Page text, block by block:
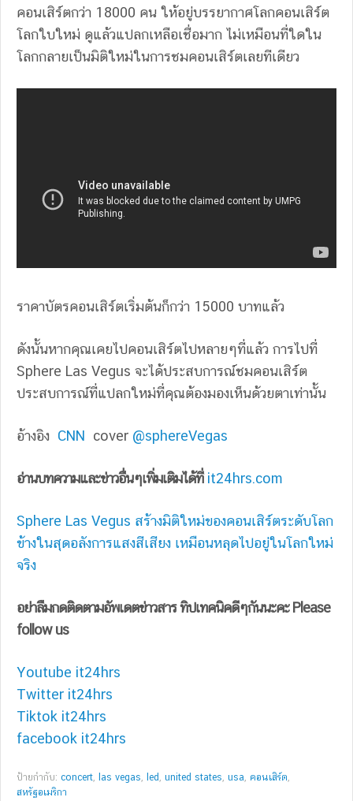
คอนเสิร์ตกว่า 18000 คน ให้อยู่บรรยากาศโลกคอนเสิร์ต
โลกใบใหม่ ดูแล้วแปลกเหลือเชื่อมาก ไม่เหมือนที่ใดใน
โลกกลายเป็นมิติใหม่ในการชมคอนเสิร์ตเลยทีเดียว
ราคาบัตรคอนเสิร์ตเริ่มต้นก็กว่า 15000 บาทแล้ว
ดังนั้นหากคุณเคยไปคอนเสิร์ตไปหลายๆที่แล้ว การไปที่
Sphere Las Vegus จะได้ประสบการณ์ชมคอนเสิร์ต
ประสบการณ์ที่แปลกใหม่ที่คุณต้องมองเห็นด้วยตาเท่านั้น
อ้างอิง CNN cover @sphereVegas
อ่านบทความและข่าวอื่นๆเพิ่มเติมได้ที่ it24hrs.com
Sphere Las Vegus สร้างมิติใหม่ของคอนเสิร์ตระดับโลก
ข้างในสุดอลังการแสงสีเสียง เหมือนหลุดไปอยู่ในโลกใหม่
จริง
อย่าลืมกดติดตามอัพเดตข่าวสาร ทิปเทคนิคดีๆกันนะคะ Please
follow us
Youtube it24hrs
Twitter it24hrs
Tiktok it24hrs
facebook it24hrs
ป้ายกำกับ: concert las vegas led united states usa คอนเสิร์ต
สหรัฐอเมริกา